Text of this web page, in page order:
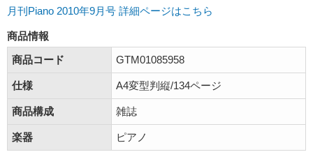
月刊Piano 2010年9月号 詳細ページはこちら
商品情報
商品コード
GTM01085958
仕様 A4変型判縦/134ページ
商品構成 雑誌
楽器 ピアノ